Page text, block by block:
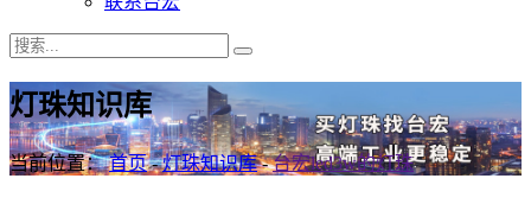
灯珠知识库
当前位置：首页-灯珠知识库-台宏led3w的灯珠